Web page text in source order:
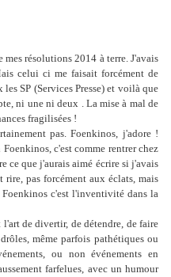
mes résolutions 2014 à terre. J'avais
celui ci me faisait forcément de
SP (Services Presse) et voilà que
ni une ni deux . La mise à mal de
fragilisées !
pas. Foenkinos, j'adore !
c'est comme rentrer chez
ce que j'aurais aimé écrire si j'avais
pas forcément aux éclats, mais
c'est l'inventivité dans la
de divertir, de détendre, de faire
même parfois pathétiques ou
ou non événements en
farfelues, avec un humour